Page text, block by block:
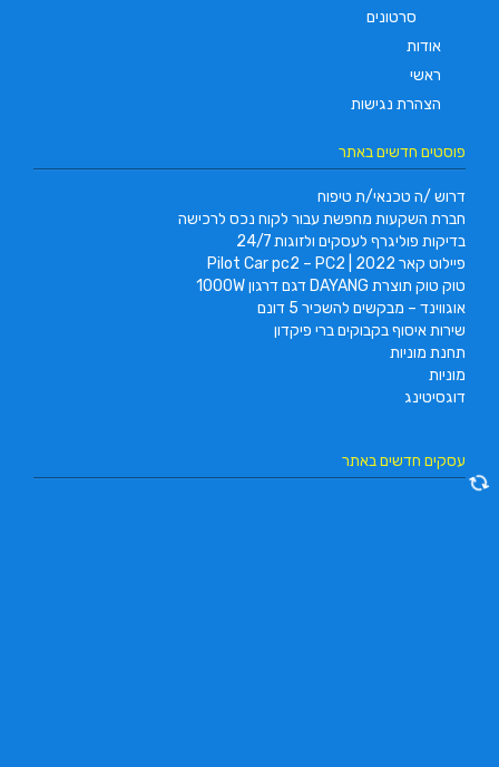
סרטונים
אודות
ראשי
הצהרת נגישות
פוסטים חדשים באתר
דרוש /ה טכנאי/ת טיפוח
חברת השקעות מחפשת עבור לקוח נכס לרכישה
בדיקות פוליגרף לעסקים ולזוגות 24/7
פיילוט קאר 2022 | Pilot Car pc2 – PC2
טוק טוק תוצרת DAYANG דגם דרגון 1000W
אוגווינד – מבקשים להשכיר 5 דונם
שירות איסוף בקבוקים ברי פיקדון
תחנת מוניות
מוניות
דוגסיטינג
עסקים חדשים באתר